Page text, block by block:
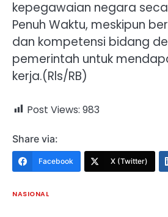
kepegawaian negara
Penuh Waktu, meskipun
dan kompetensi bidang
pemerintah untuk
kerja.(Rls/RB)
Post Views: 983
Share via:
Facebook X (Twitter)
NASIONAL